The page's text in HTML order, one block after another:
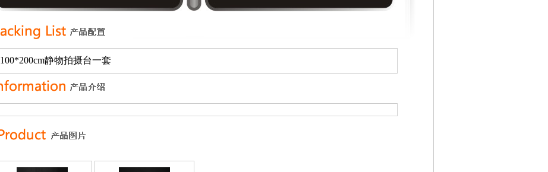
100*200cm静物拍摄台一套